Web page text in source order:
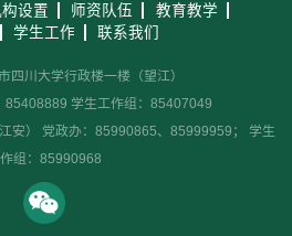
设置 师资队伍
教育教学
学生工作 联系我们
四川大学行政楼一楼（望江）
85408889 学生工作组：85407049
安） 党政办：85990865、85999959； 学生
组：85990968